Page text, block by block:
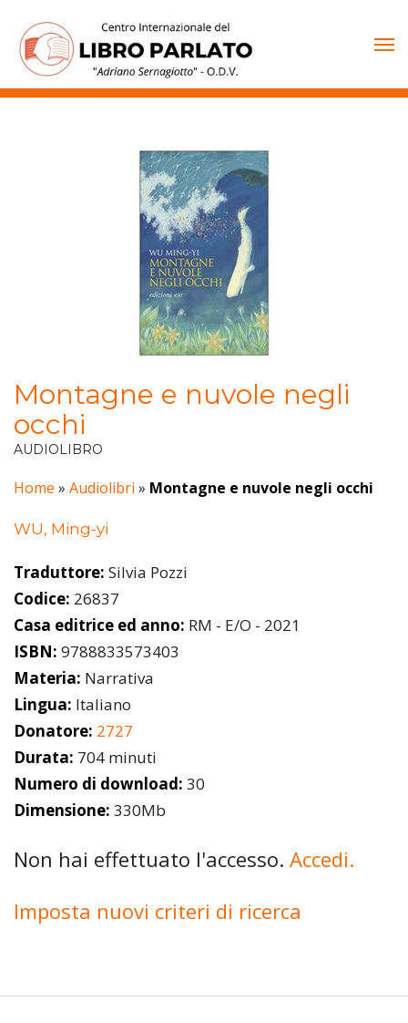
contenuto
Montagne e nuvole negli
occhi
AUDIOLIBRO
Home » Audiolibri » Montagne e nuvole negli occhi
WU, Ming-yi
Traduttore: Silvia Pozzi
Codice: 26837
Casa editrice ed anno: RM - E/O - 2021
ISBN: 9788833573403
Materia: Narrativa
Lingua: Italiano
Donatore: 2727
Durata: 704 minuti
Numero di download: 30
Dimensione: 330Mb
Non hai effettuato l'accesso. Accedi.
Imposta nuovi criteri di ricerca